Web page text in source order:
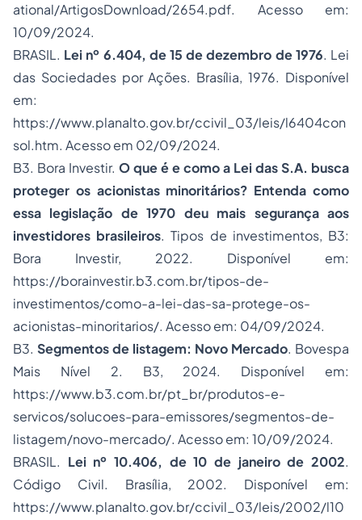
ational/ArtigosDownload/2654.pdf. Acesso em:
10/09/2024.
BRASIL. Lei nº 6.404, de 15 de dezembro de 1976. Lei
das Sociedades por Ações. Brasília, 1976. Disponível
em:
https://www.planalto.gov.br/ccivil_03/leis/l6404con
sol.htm. Acesso em 02/09/2024.
B3. Bora Investir. O que é e como a Lei das S.A. busca
proteger os acionistas minoritários? Entenda como
essa legislação de 1970 deu mais segurança aos
investidores brasileiros. Tipos de investimentos, B3:
Bora Investir, 2022. Disponível em:
https://borainvestir.b3.com.br/tipos-de-
investimentos/como-a-lei-das-sa-protege-os-
acionistas-minoritarios/. Acesso em: 04/09/2024.
B3. Segmentos de listagem: Novo Mercado. Bovespa
Mais Nível 2. B3, 2024. Disponível em:
https://www.b3.com.br/pt_br/produtos-e-
servicos/solucoes-para-emissores/segmentos-de-
listagem/novo-mercado/. Acesso em: 10/09/2024.
BRASIL. Lei nº 10.406, de 10 de janeiro de 2002.
Código Civil. Brasília, 2002. Disponível em:
https://www.planalto.gov.br/ccivil_03/leis/2002/l10